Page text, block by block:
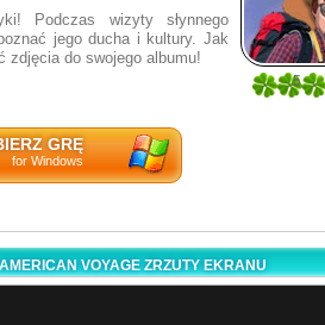
5
Podczas wizyty słynnego
jego ducha i kultury. Jak
zdjęcia do swojego albumu!
GRĘ
for Windows
VOYAGE ZRZUTY EKRANU